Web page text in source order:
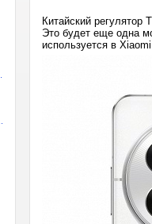
Китайский регулятор
Это будет еще одна
используется в